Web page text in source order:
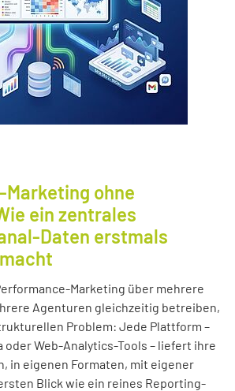
ohne
ein zentrales
Daten erstmals
Marketing über mehrere
Agenturen gleichzeitig betreiben,
Problem: Jede Plattform –
oder Web-Analytics-Tools – liefert ihre
in eigenen Formaten, mit eigener
Blick wie ein reines Reporting-